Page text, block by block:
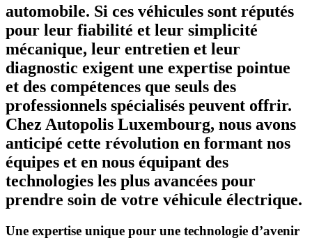
automobile. Si ces véhicules sont réputés
pour leur fiabilité et leur simplicité
mécanique, leur entretien et leur
diagnostic exigent une expertise pointue
et des compétences que seuls des
professionnels spécialisés peuvent offrir.
Chez Autopolis Luxembourg, nous avons
anticipé cette révolution en formant nos
équipes et en nous équipant des
technologies les plus avancées pour
prendre soin de votre véhicule électrique.
Une expertise unique pour une technologie d’avenir